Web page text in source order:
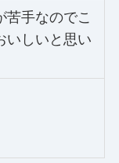
苦手なのでこ
いしいと思い